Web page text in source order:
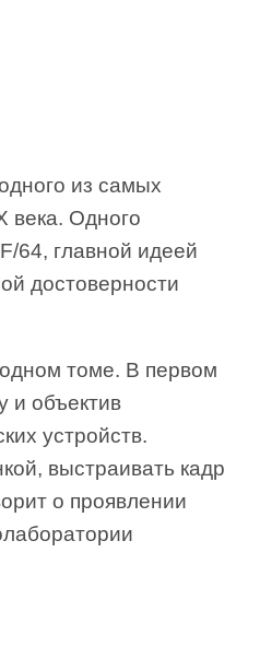
из самых
века. Одного
64, главной идеей
достоверности
томе. В первом
и объектив
устройств.
выстраивать кадр
о проявлении